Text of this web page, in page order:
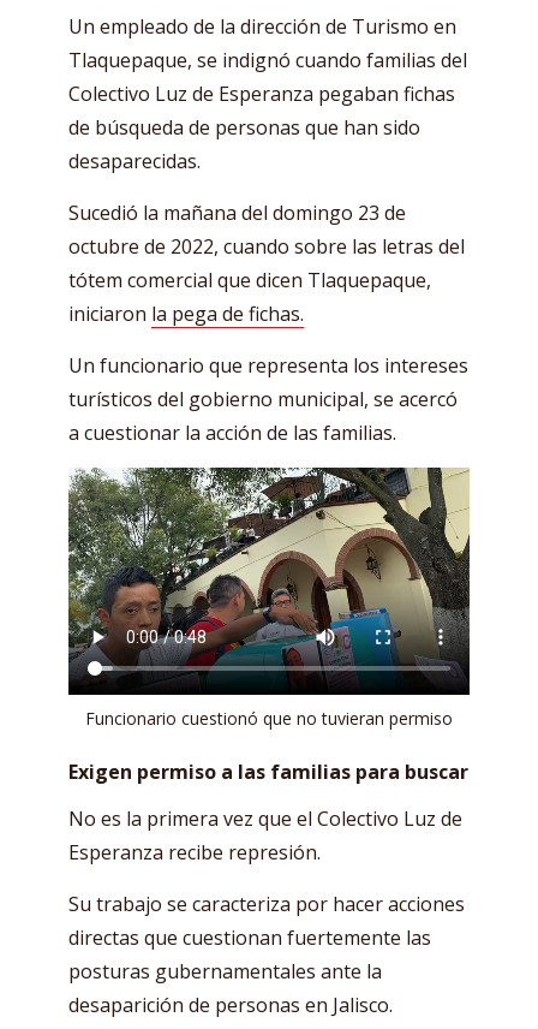
Un empleado de la dirección de Turismo en
Tlaquepaque, se indignó cuando familias del
Colectivo Luz de Esperanza pegaban fichas
de búsqueda de personas que han sido
desaparecidas.
Sucedió la mañana del domingo 23 de
octubre de 2022, cuando sobre las letras del
tótem comercial que dicen Tlaquepaque,
iniciaron la pega de fichas.
Un funcionario que representa los intereses
turísticos del gobierno municipal, se acercó
a cuestionar la acción de las familias.
Funcionario cuestionó que no tuvieran permiso
Exigen permiso a las familias para buscar
No es la primera vez que el Colectivo Luz de
Esperanza recibe represión.
Su trabajo se caracteriza por hacer acciones
directas que cuestionan fuertemente las
posturas gubernamentales ante la
desaparición de personas en Jalisco.